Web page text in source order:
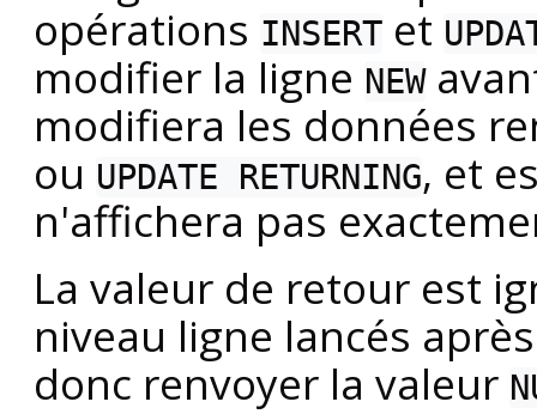
opérations INSERT et
modifier la ligne NEW
modifiera les données
ou UPDATE RETURNING, et
n'affichera pas
La valeur de retour est
niveau ligne lancés
donc renvoyer la valeur